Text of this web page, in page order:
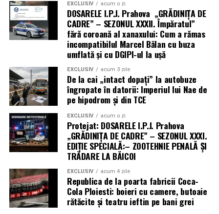
EXCLUSIV acum o zi
DOSARELE I.P.J. Prahova „GRĂDINIȚA DE
CADRE” – SEZONUL XXXII. Împăratul”
fără coroană al xanaxului: Cum a rămas
incompatibilul Marcel Bălan cu buza
umflată și cu DGIPI-ul la ușă
EXCLUSIV acum 3 zile
De la cai „intact dopați” la autobuze
îngropate în datorii: Imperiul lui Nae de
pe hipodrom și din TCE
EXCLUSIV acum o zi
Protejat: DOSARELE I.P.J. Prahova
„GRĂDINIȚA DE CADRE” – SEZONUL XXXI.
EDIȚIE SPECIALĂ:– ZOOTEHNIE PENALĂ ȘI
TRĂDARE LA BĂICOI
EXCLUSIV acum 4 zile
Republica de la poarta fabricii Coca-
Cola Ploiesti: boieri cu camere, butoaie
rătăcite și teatru ieftin pe bani grei